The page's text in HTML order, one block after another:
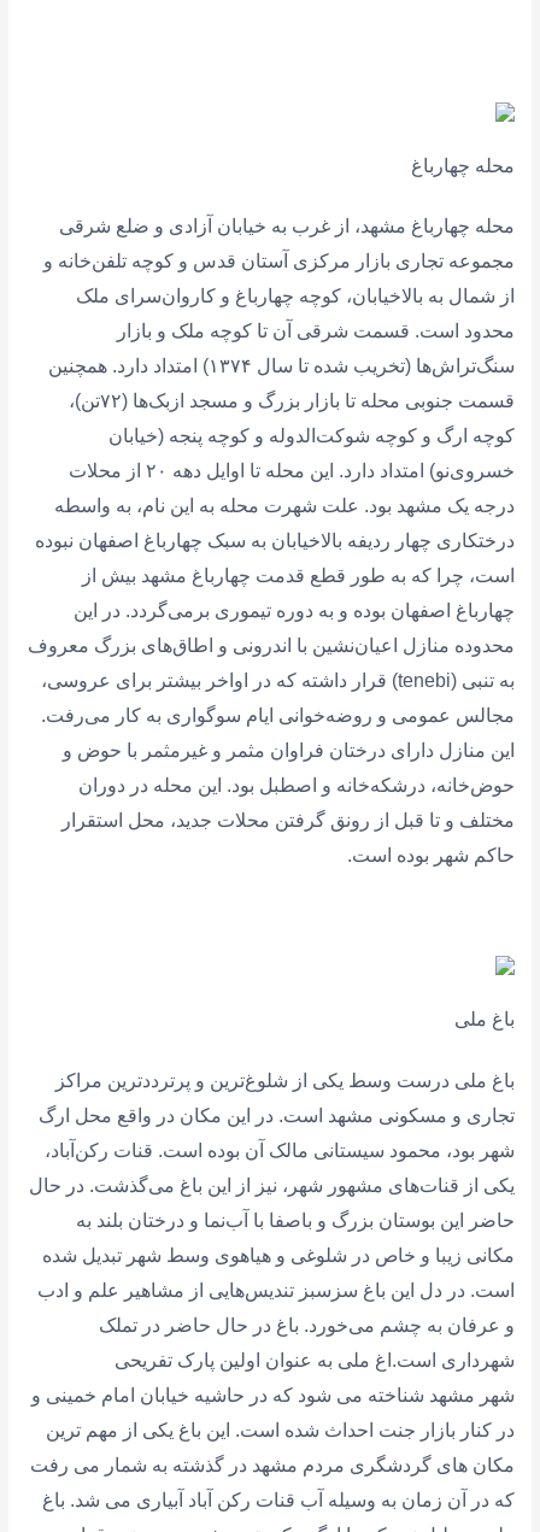
محله چهارباغ
محله چهارباغ مشهد، از غرب به خیابان آزادی و ضلع شرقی
مجموعه تجاری بازار مرکزی آستان قدس و کوچه تلفن‌خانه و
از شمال به بالاخیابان، کوچه چهارباغ و کاروان‌سرای ملک
محدود است. قسمت شرقی آن تا کوچه ملک و بازار
سنگ‌تراش‌ها (تخریب شده تا سال ۱۳۷۴) امتداد دارد. همچنین
قسمت جنوبی محله تا بازار بزرگ و مسجد ازبک‌ها (۷۲تن)،
کوچه ارگ و کوچه شوکت‌الدوله و کوچه پنجه (خیابان
خسروی‌نو) امتداد دارد. این محله تا اوایل دهه ۲۰ از محلات
درجه یک مشهد بود. علت شهرت محله به این نام، به واسطه
درختکاری چهار ردیفه بالاخیابان به سبک چهارباغ اصفهان نبوده
است، چرا که به طور قطع قدمت چهارباغ مشهد بیش از
چهارباغ اصفهان بوده و به دوره تیموری برمی‌گردد. در این
محدوده منازل اعیان‌نشین با اندرونی و اطاق‌های بزرگ معروف
به تنبی (tenebi) قرار داشته که در اواخر بیشتر برای عروسی،
مجالس عمومی و روضه‌خوانی ایام سوگواری به کار می‌رفت.
این منازل دارای درختان فراوان مثمر و غیرمثمر با حوض و
حوض‌خانه، درشکه‌خانه و اصطبل بود. این محله در دوران‌
مختلف و تا قبل از رونق گرفتن محلات جدید، محل استقرار
حاکم شهر بوده است.
باغ ملی
باغ ملی درست وسط یکی از شلوغ‌ترین و پرترددترین مراکز
تجاری و مسکونی مشهد است. در این مکان در واقع محل ارگ
شهر بود، محمود سیستانی مالک آن بوده است. قنات رکن‌آباد،
یکی از قنات‌های مشهور شهر، نیز از این باغ می‌گذشت. در حال
حاضر این بوستان بزرگ و باصفا با آب‌نما و درختان بلند به
مکانی زیبا و خاص در شلوغی و هیاهوی وسط شهر تبدیل شده
است. در دل این باغ سزسبز تندیس‌هایی از مشاهیر علم و ادب
و عرفان به چشم می‌خورد. باغ در حال حاضر در تملک
شهرداری است.اغ ملی به عنوان اولین پارک تفریحی
شهر مشهد شناخته می شود که در حاشیه خیابان امام خمینی و
در کنار بازار جنت احداث شده است. این باغ یکی از مهم ترین
مکان های گردشگری مردم مشهد در گذشته به شمار می رفت
که در آن زمان به وسیله آب قنات رکن آباد آبیاری می شد. باغ